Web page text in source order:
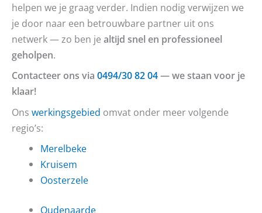
helpen we je graag verder. Indien nodig verwijzen we
je door naar een betrouwbare partner uit ons
netwerk — zo ben je altijd snel en professioneel
geholpen.
Contacteer ons via 0494/30 82 04— we staan voor je
klaar!
Ons werkingsgebied omvat onder meer volgende
regio’s:
Merelbeke
Kruisem
Oosterzele
Oudenaarde